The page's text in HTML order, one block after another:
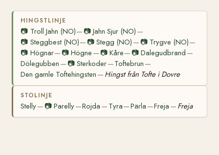
HINGSTLINJE
📷 Troll Jahn (NO)— 📷Jahn Sjur (NO) —
📷 Steggbest (NO)— 📷Stegg (NO) — 📷 Trygve (NO)—
📷 Högnar— 📷Högne — 📷 Kåre— 📷 Dalegudbrand —
Dölegubben — 📷Sterkoder—Toftebrun —
Den gamle Toftehingsten — Hingst från Tofte i Dovre
STOLINJE
Stelly— 📷Parelly—Rojda — Tyra—Pärla —Freja — Freja